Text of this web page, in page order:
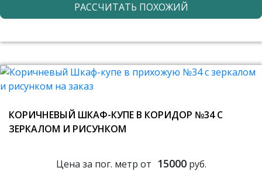
РАССЧИТАТЬ ПОХОЖИЙ
КОРИЧНЕВЫЙ ШКАФ-КУПЕ В КОРИДОР №34 С
ЗЕРКАЛОМ И РИСУНКОМ
Цена за пог. метр от 15000руб.